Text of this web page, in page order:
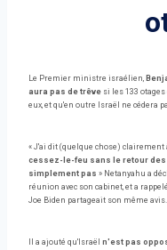
Le Premier ministre israélien,
aura pas de trêve si les 133
eux, et qu'en outre Israël ne cédera
« J'ai dit (quelque chose)
cessez-le-feu sans le retour
simplement pas » Netanyahu a
réunion avec son cabinet, et a
Joe Biden partageait son même avis.
Il a ajouté qu'Israël n'est pas